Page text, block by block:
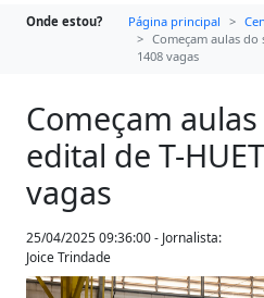
Onde estou? Página principal
Começam aulas do
1408 vagas
Começam
edital de T-
vagas
25/04/2025 09:36:00 - Jornalista:
Joice Trindade